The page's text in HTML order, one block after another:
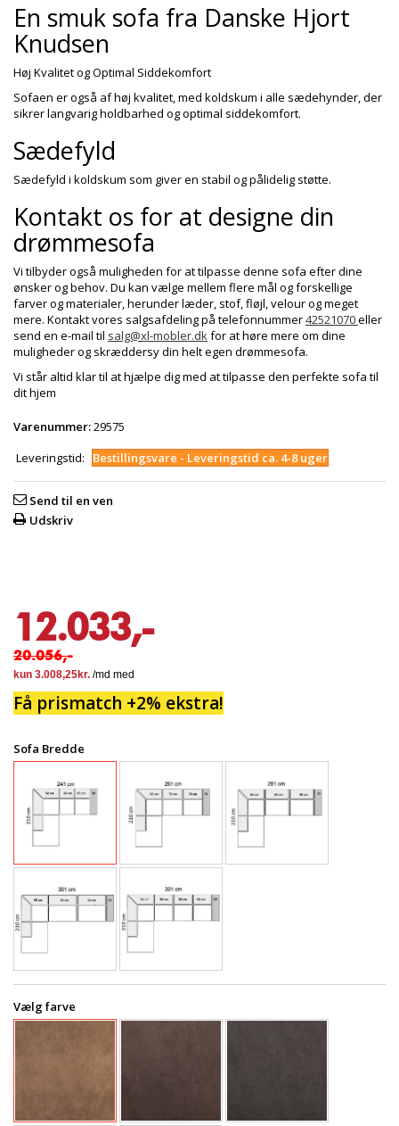
En smuk sofa fra Danske Hjort
Knudsen
Høj Kvalitet og Optimal Siddekomfort
Sofaen er også af høj kvalitet, med koldskum i alle sædehynder, der
sikrer langvarig holdbarhed og optimal siddekomfort.
Sædefyld
Sædefyld i koldskum som giver en stabil og pålidelig støtte.
Kontakt os for at designe din
drømmesofa
Vi tilbyder også muligheden for at tilpasse denne sofa efter dine
ønsker og behov. Du kan vælge mellem flere mål og forskellige
farver og materialer, herunder læder, stof, fløjl, velour og meget
mere. Kontakt vores salgsafdeling på telefonnummer42521070eller
send en e-mail til salg@xl-mobler.dkfor at høre mere om dine
muligheder og skræddersy din helt egen drømmesofa.
Vi står altid klar til at hjælpe dig med at tilpasse den perfekte sofa til
dit hjem
Varenummer:29575
Leveringstid:
Bestillingsvare - Leveringstid ca. 4-8 uger
Send til en ven
Udskriv
12.033,-
20.056,-
Få prismatch +2% ekstra!
Sofa Bredde
Vælg farve